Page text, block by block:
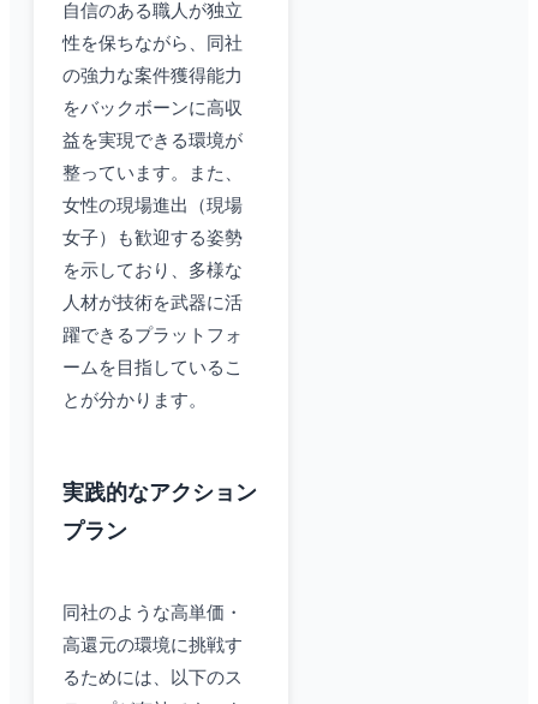
自信のある職人が独立
性を保ちながら、同社
の強力な案件獲得能力
をバックボーンに高収
益を実現できる環境が
整っています。また、
女性の現場進出（現場
女子）も歓迎する姿勢
を示しており、多様な
人材が技術を武器に活
躍できるプラットフォ
ームを目指しているこ
とが分かります。
実践的なアクション
プラン
同社のような高単価・
高還元の環境に挑戦す
るためには、以下のス